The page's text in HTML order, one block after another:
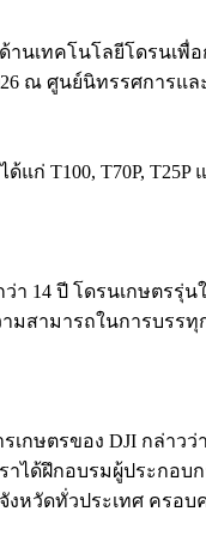
านเทคโนโลยีโดรนเพื่
ณ ศูนย์นิทรรศการแ
T100, T70P, T25P แ
14 ปี โดรนเกษตรรุ่
ามารถในการบรรทุก
เกษตรของ DJI กล่าว
าได้ฝึกอบรมผู้ประกอ
งหวัดทั่วประเทศ คร